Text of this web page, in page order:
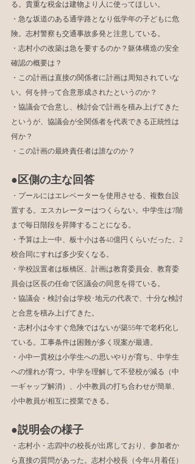
る。貴重な税金は建物より人に使ってほしい。
・急な坂道のある通学路となり低学年の子どもに危
険。志村警察も交通事故多発と注意している。
・志村小の改築は急を要するのか？躯体構造の安全
確認の概要は？
・この計画は直接の関係者に計画は周知されていな
い。何を持って合意形成されたというのか？
・協議会で合意し、検討会で計画を積み上げてきた
というが、協議会が全関係者を代表できる正統性は
何か？
・この計画の最終責任者は誰なのか？
●区側の主な回答
・プールにはエレベーターを使用させる、複数台設
置する。エスカレーターはつくらない。中学生は7階
まで毎日階段を昇降することになる。
・予算は上一中、板十小は各40億円くらいだった、2
校合同にすれば多少安くなる。
・学校設置者は板橋区、計画は教育委員会、教育委
員会は区長の任命で区議会の同意を得ている。
・協議会・検討会は学校･地元の代表で、十分な検討
と合意を積み上げてきた。
・志村小は今すぐ危険ではないが築55年で老朽化し
ている。工事条件は困難が多く現案が最適。
・小中一貫校は小学生への思いやりが育ち、中学生
への憧れが育つ。中学を理解して不登校が減る（中
一ギャップ解消）、小中教員の打ち合わせが簡単、
小中教員が相互に授業できる。
●説明会の様子
・志村小・志四中の校長が出席しており、参加者か
ら直接の質問があった。志村小校長（今年4月着任）